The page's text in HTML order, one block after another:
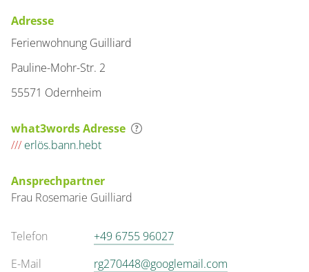
Adresse
Ferienwohnung Guilliard
Pauline-Mohr-Str. 2
55571 Odernheim
what3words Adresse
/// erlös.bann.hebt
Ansprechpartner
Frau Rosemarie Guilliard
Telefon
+49 6755 96027
E-Mail
rg270448@googlemail.com